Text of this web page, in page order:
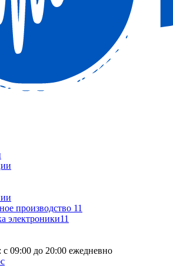
производство 11
электроники11
09:00 до 20:00 ежедневно